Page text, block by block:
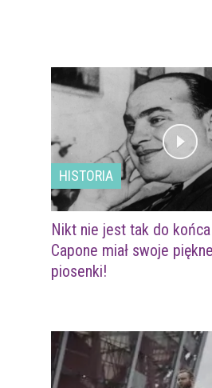
HISTORIA
Nikt nie jest tak do końca
Capone miał swoje
piosenki!